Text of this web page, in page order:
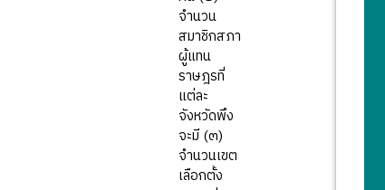
จำนวน
สมาชิกสภา
ผู้แทน
ราษฎรที่
แต่ละ
จังหวัดพึง
จะมี (๓)
จำนวนเขต
เลือกตั้ง